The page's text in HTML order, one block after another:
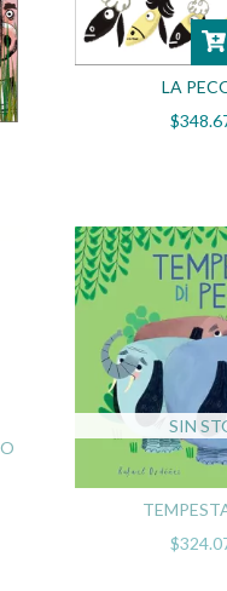
LA
SIN